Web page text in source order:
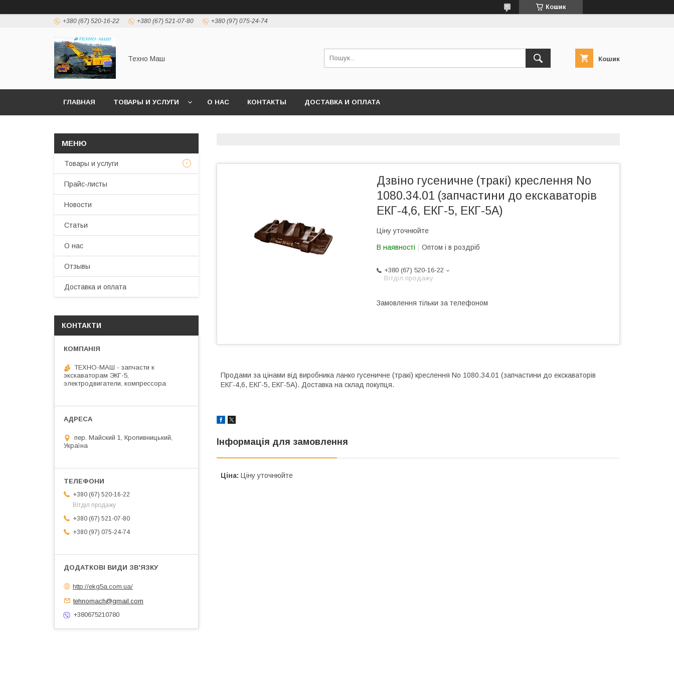
Кошик
+380 (67) 520-16-22 +380 (67) 521-07-80 +380 (97) 075-24-74
Техно Маш Кошик
ГЛАВНАЯ ТОВАРЫ И УСЛУГИ О НАС КОНТАКТЫ ДОСТАВКА И ОПЛАТА
Дзвіно гусеничне (тракі) креслення No
1080.34.01 (запчастини до екскаваторів
ЕКГ-4,6, ЕКГ-5, ЕКГ-5А)
Ціну уточнюйте
В наявності Оптом і в роздріб
+380 (67) 520-16-22
Вітділ продажу
Замовлення тільки за телефоном
Продами за цінами від виробника ланко гусеничне (тракі) креслення No 1080.34.01 (запчастини до екскаваторів
ЕКГ-4,6, ЕКГ-5, ЕКГ-5А). Доставка на склад покупця.
Інформація для замовлення
Ціна: Ціну уточнюйте
Товары и услуги
Прайс-листы
Новости
Статьи
О нас
Отзывы
Доставка и оплата
КОНТАКТИ
ТЕХНО-МАШ - запчасти к
экскаваторам ЭКГ-5,
электродвигатели, компрессора
пер. Майский 1, Кропивницький,
Україна
+380 (67) 520-16-22
Вітділ продажу
+380 (67) 521-07-80
+380 (97) 075-24-74
http://ekg5a.com.ua/
tehnomach@gmail.com
+380675210780